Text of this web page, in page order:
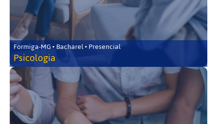
Formiga-MG • Bacharel • Presencial
Psicologia